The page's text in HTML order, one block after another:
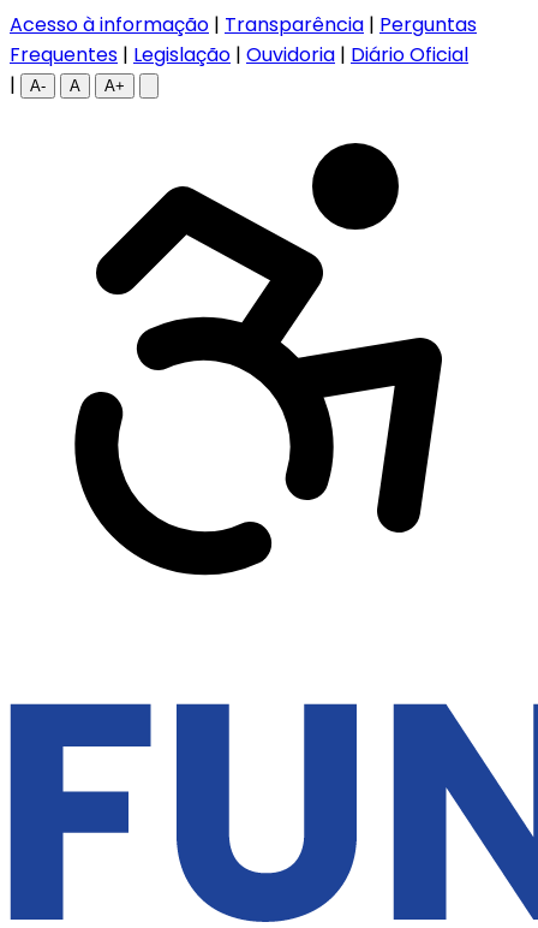
Acesso à informação | Transparência | Perguntas
Frequentes | Legislação | Ouvidoria | Diário Oficial
|
A- A A+